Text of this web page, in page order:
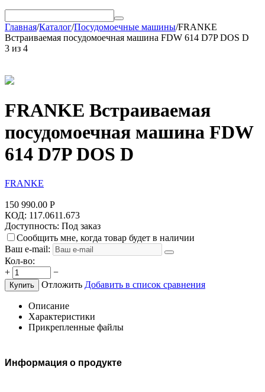
Главная/Каталог/Посудомоечные машины/FRANKE
Встраиваемая посудомоечная машина FDW 614 D7P DOS D
3 из 4
FRANKE Встраиваемая
посудомоечная машина FDW
614 D7P DOS D
FRANKE
150 990.00 Р
КОД: 117.0611.673
Доступность: Под заказ
Сообщить мне, когда товар будет в наличии
Ваш e-mail:
Кол-во:
+
−
Купить Отложить Добавить в список сравнения
Описание
Характеристики
Прикрепленные файлы
Информация о продукте